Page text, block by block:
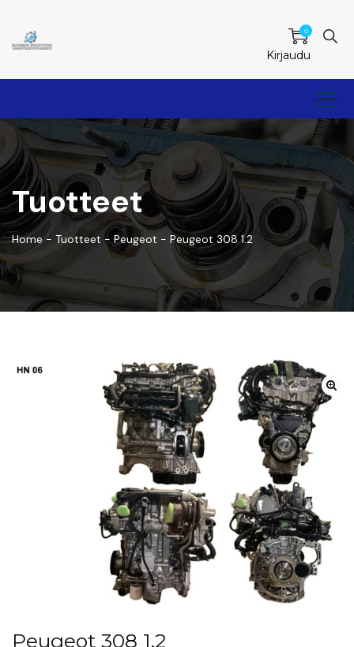
0
Kirjaudu
Tuotteet
Home- Tuotteet -Peugeot - Peugeot 308 1.2
Peugeot 308 1.2